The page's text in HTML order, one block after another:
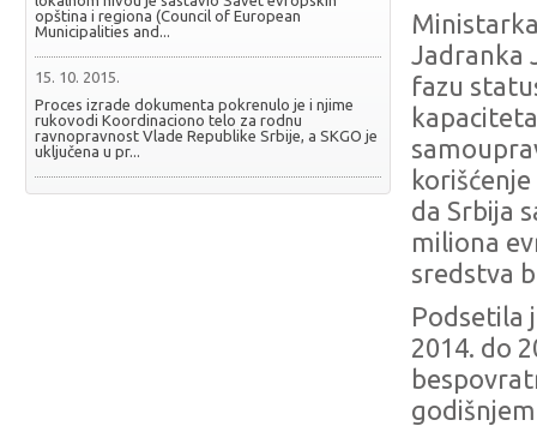
opština i regiona (Council of European
Municipalities and...
15. 10. 2015.
Proces izrade dokumenta pokrenulo je i njime
rukovodi Koordinaciono telo za rodnu
ravnopravnost Vlade Republike Srbije, a SKGO je
uključena u pr...
Jadranka
fazu
da Srbija
miliona
sredstva
Podsetila
2014. do